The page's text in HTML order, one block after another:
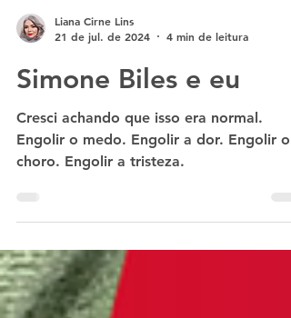
Liana Cirne Lins
21 de jul. de 2024
4 min de leitura
Simone Biles e eu
Cresci achando que isso era normal.